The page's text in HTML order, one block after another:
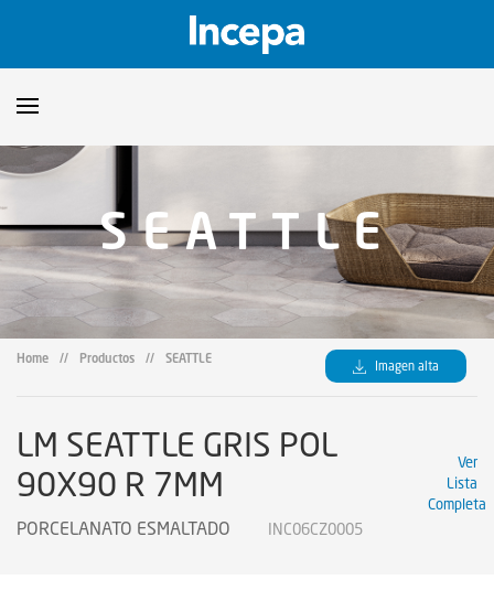
Productos
Downloads ▼
Catalogos
Certificados
Orientaciones Técnicas ▼
Showroom
SEATTLE
Home // Productos // SEATTLE Imagen alta
LM SEATTLE GRIS POL
90X90 R 7MM
PORCELANATO ESMALTADO INC06CZ0005
Ver
Lista
Completa